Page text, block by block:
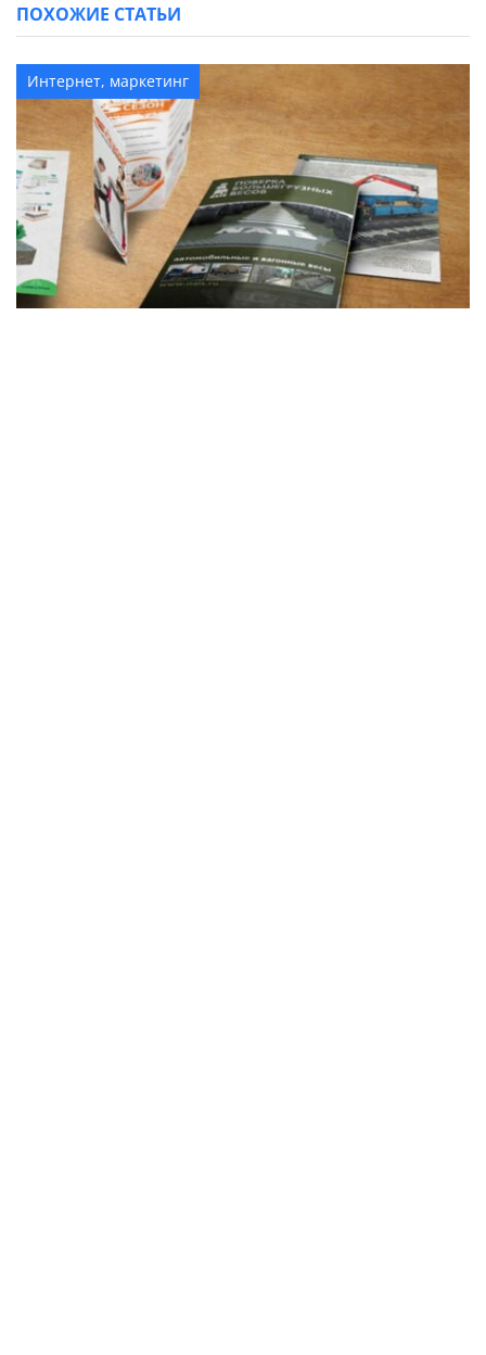
ПОХОЖИЕ СТАТЬИ
Интернет, маркетинг